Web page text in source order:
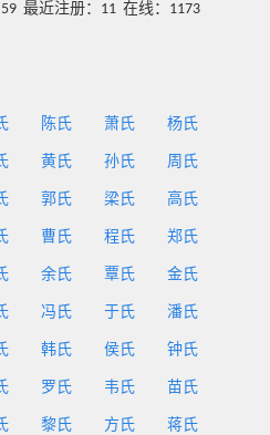
最近注册：11 在线：1173
陈氏 萧氏 杨氏
黄氏 孙氏 周氏
郭氏 梁氏 高氏
曹氏 程氏 郑氏
余氏 覃氏 金氏
冯氏 于氏 潘氏
韩氏 侯氏 钟氏
罗氏 韦氏 苗氏
黎氏 方氏 蒋氏